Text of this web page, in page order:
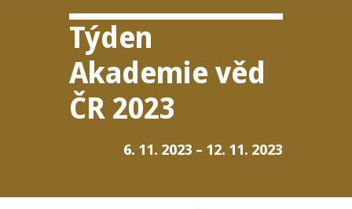
Týden
Akademie věd
ČR 2023
6. 11. 2023 – 12. 11. 2023